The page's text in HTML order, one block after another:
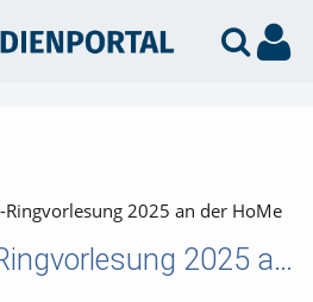
Ringvorlesung 2025 an der HoMe
AI Engineering-Ringvorlesung 2025 an der HoMe